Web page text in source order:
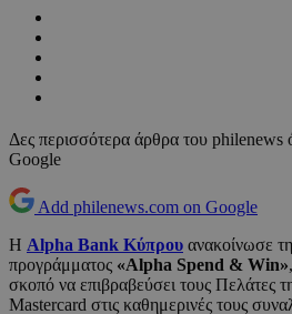
Δες περισσότερα άρθρα του philenews
Google
Add philenews.com on Google
Η Alpha Bank Κύπρου ανακοίνωσε
προγράμματος «Alpha Spend & Win»
σκοπό να επιβραβεύσει τους Πελάτες
Mastercard στις καθημερινές τους